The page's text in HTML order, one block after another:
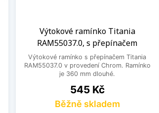
Výtokové ramínko Titania
RAM55037.0, s přepínačem
Výtokové ramínko s přepínačem Titania
RAM55037.0 v provedení Chrom. Ramínko
je 360 mm dlouhé.
Cena
545 Kč
Běžně skladem